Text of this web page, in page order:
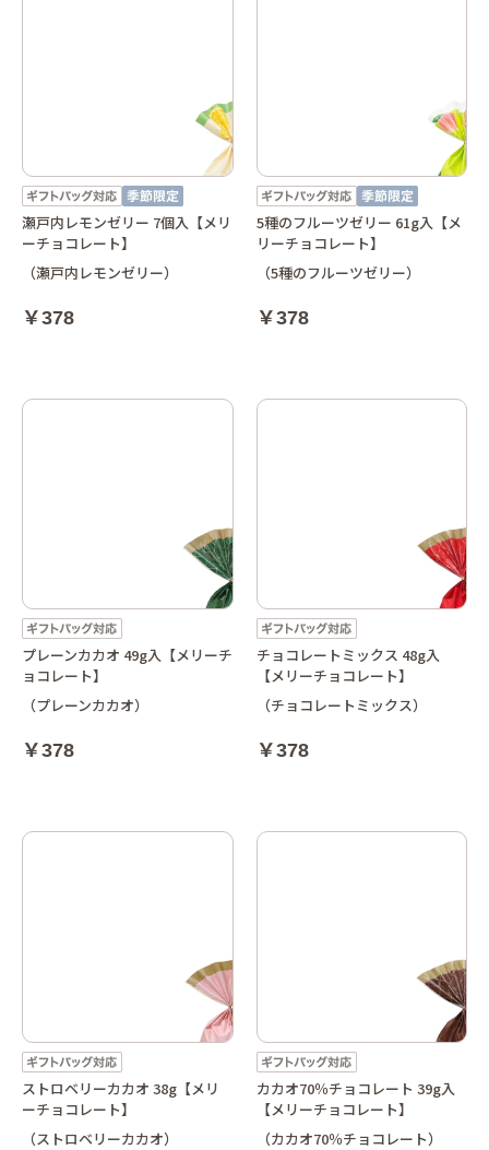
瀬戸内レモンゼリー 7個入【メリ
ーチョコレート】
（瀬戸内レモンゼリー）
￥378
5種のフルーツゼリー 61g入【メ
リーチョコレート】
（5種のフルーツゼリー）
￥378
プレーンカカオ 49g入【メリーチ
ョコレート】
（プレーンカカオ）
￥378
チョコレートミックス 48g入
【メリーチョコレート】
（チョコレートミックス）
￥378
ストロベリーカカオ 38g【メリ
ーチョコレート】
（ストロベリーカカオ）
カカオ70％チョコレート 39g入
【メリーチョコレート】
（カカオ70％チョコレート）